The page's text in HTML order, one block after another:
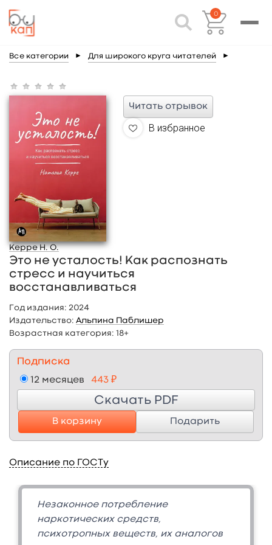
0
Все категории ► Для широкого круга читателей ►
Читать отрывок
В избранное
Керре Н. О.
Это не усталость! Как распознать
стресс и научиться
восстанавливаться
Год издания: 2024
Издательство: Альпина Паблишер
Возрастная категория: 18+
Подписка
12 месяцев 443 ₽
Скачать PDF
В корзину Подарить
Описание по ГОСТу
Незаконное потребление
наркотических средств,
психотропных веществ, их аналогов